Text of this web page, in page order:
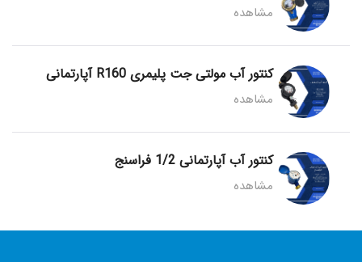
مشاهده
کنتور آب مولتی جت پلیمری R160 آپارتمانی
مشاهده
کنتور آب آپارتمانی 1/2 فراسنج
مشاهده